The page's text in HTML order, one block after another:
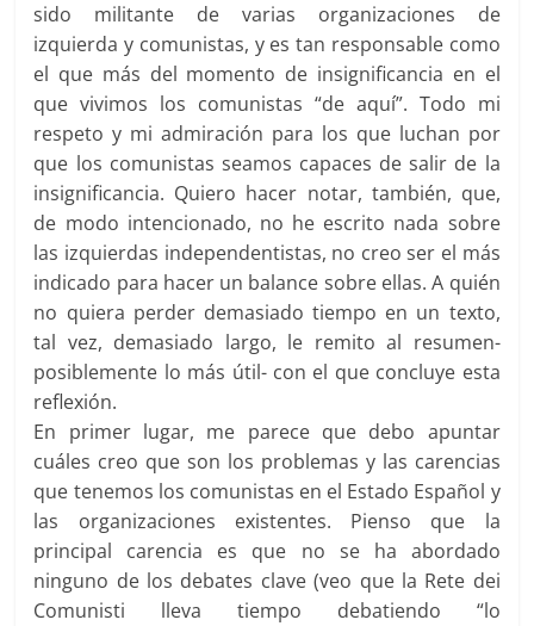
sido militante de varias organizaciones de
izquierda y comunistas, y es tan responsable como
el que más del momento de insignificancia en el
que vivimos los comunistas “de aquí”. Todo mi
respeto y mi admiración para los que luchan por
que los comunistas seamos capaces de salir de la
insignificancia. Quiero hacer notar, también, que,
de modo intencionado, no he escrito nada sobre
las izquierdas independentistas, no creo ser el más
indicado para hacer un balance sobre ellas. A quién
no quiera perder demasiado tiempo en un texto,
tal vez, demasiado largo, le remito al resumen-
posiblemente lo más útil- con el que concluye esta
reflexión.
En primer lugar, me parece que debo apuntar
cuáles creo que son los problemas y las carencias
que tenemos los comunistas en el Estado Español y
las organizaciones existentes. Pienso que la
principal carencia es que no se ha abordado
ninguno de los debates clave (veo que la Rete dei
Comunisti lleva tiempo debatiendo “lo